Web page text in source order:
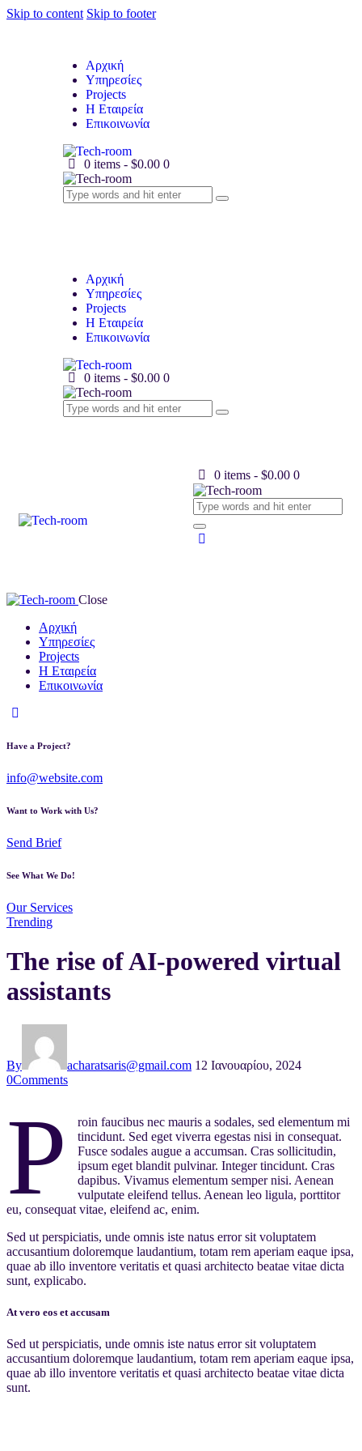
Skip to content Skip to footer
Αρχική
Υπηρεσίες
Projects
Η Εταιρεία
Επικοινωνία
0 items - $0.00 0
Αρχική
Υπηρεσίες
Projects
Η Εταιρεία
Επικοινωνία
0 items - $0.00 0
0 items - $0.00 0
Close
Αρχική
Υπηρεσίες
Projects
Η Εταιρεία
Επικοινωνία
Have a Project?
info@website.com
Want to Work with Us?
Send Brief
See What We Do!
Our Services
Trending
The rise of AI-powered virtual
assistants
By acharatsaris@gmail.com 12 Ιανουαρίου, 2024
0Comments
P
roin faucibus nec mauris a sodales, sed elementum mi
tincidunt. Sed eget viverra egestas nisi in consequat.
Fusce sodales augue a accumsan. Cras sollicitudin,
ipsum eget blandit pulvinar. Integer tincidunt. Cras
dapibus. Vivamus elementum semper nisi. Aenean
vulputate eleifend tellus. Aenean leo ligula, porttitor
eu, consequat vitae, eleifend ac, enim.
Sed ut perspiciatis, unde omnis iste natus error sit voluptatem
accusantium doloremque laudantium, totam rem aperiam eaque ipsa,
quae ab illo inventore veritatis et quasi architecto beatae vitae dicta
sunt, explicabo.
At vero eos et accusam
Sed ut perspiciatis, unde omnis iste natus error sit voluptatem
accusantium doloremque laudantium, totam rem aperiam eaque ipsa,
quae ab illo inventore veritatis et quasi architecto beatae vitae dicta
sunt.